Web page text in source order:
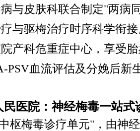
与皮肤科联合制定"两病
与驱梅治疗时序科学衔
产科危重症中心，享受
PSV血流评估及分娩后新
民医院：神经梅毒一站式
枢梅毒诊疗单元"，由神